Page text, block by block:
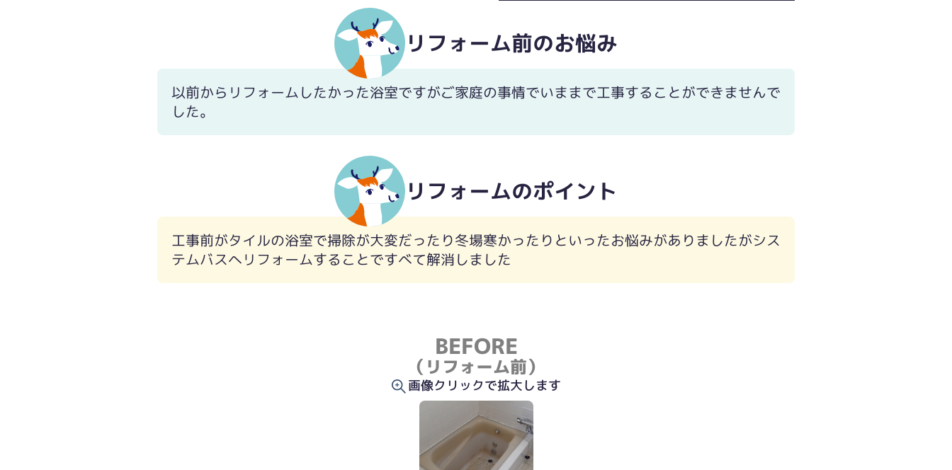
リフォーム前のお悩み
以前からリフォームしたかった浴室ですがご家庭の事情でいままで工事することができませんで
した。
リフォームのポイント
工事前がタイルの浴室で掃除が大変だったり冬場寒かったりといったお悩みがありましたがシス
テムバスへリフォームすることですべて解消しました
BEFORE
（リフォーム前）
画像クリックで拡大します